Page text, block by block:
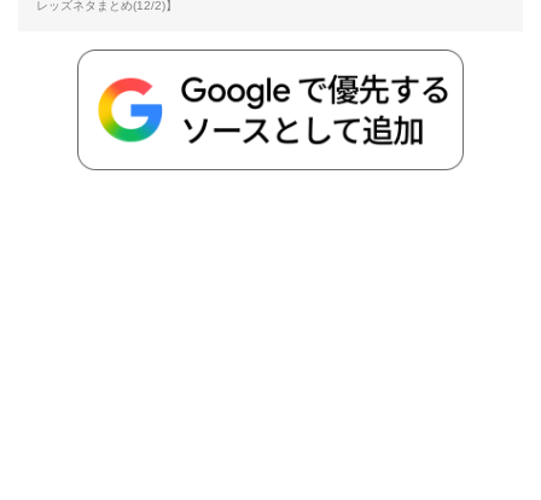
b
o
t
r t n
レッズネタまとめ(12/2)】